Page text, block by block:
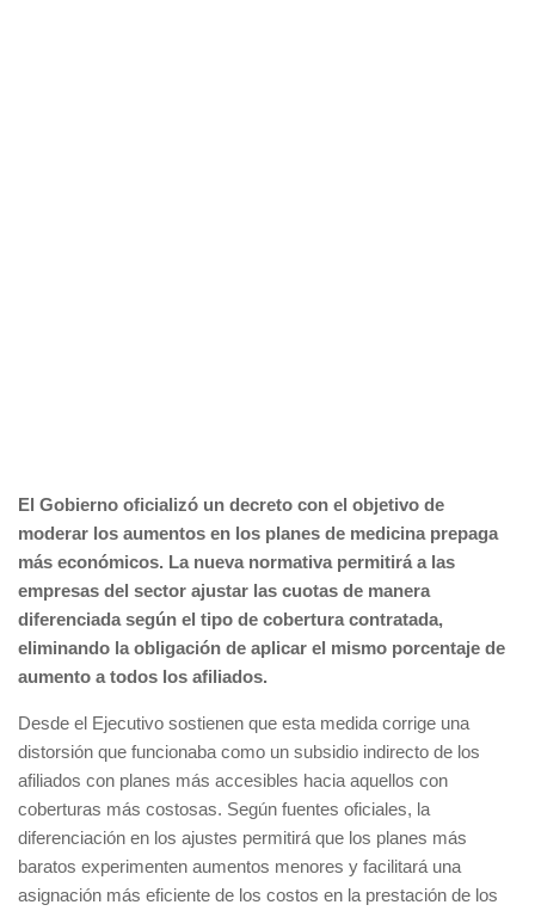
El Gobierno oficializó un decreto con el objetivo de
moderar los aumentos en los planes de medicina prepaga
más económicos. La nueva normativa permitirá a las
empresas del sector ajustar las cuotas de manera
diferenciada según el tipo de cobertura contratada,
eliminando la obligación de aplicar el mismo porcentaje de
aumento a todos los afiliados.
Desde el Ejecutivo sostienen que esta medida corrige una
distorsión que funcionaba como un subsidio indirecto de los
afiliados con planes más accesibles hacia aquellos con
coberturas más costosas. Según fuentes oficiales, la
diferenciación en los ajustes permitirá que los planes más
baratos experimenten aumentos menores y facilitará una
asignación más eficiente de los costos en la prestación de los